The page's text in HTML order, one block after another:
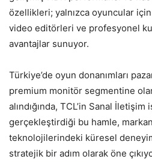
özellikleri; yalnızca oyuncular
video editörleri ve profesyonel
avantajlar sunuyor.
Türkiye’de oyun donanımları
premium monitör segmentine
alındığında, TCL’in Sanal
gerçekleştirdiği bu hamle,
teknolojilerindeki küresel
stratejik bir adım olarak öne